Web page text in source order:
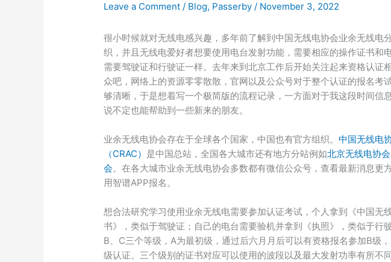
Leave a Comment / Blog, Passerby / November 3, 2022
很小时候就对无线电感兴趣，多年前了解到中国无线电协会业余无线电
织，并且无线电爱好者想要使用电台发射功能，需要相应的操作证书和
需要驾驶证和行驶证一样。去年来到北京工作后开始关注起来资格认证
众吧，网络上的资源零零散散，官网以及公众号对于整个认证的报名考
够清晰，于是想着写一个极简版的流程记录，一方面对于我这段时间信
说不定也能帮助到一些新来的朋友。
业余无线电协会存在于全球各个国家，中国也有官方组织。中国无线电
（CRAC） 是中国总站，全国各大城市还有地方分站例如北京无线电协会
会。在各大城市业余无线电协会多数都有微信公众号，查看最新消息更
用智谱APP报名。
想合法研究学习使用业余无线电需要参加认证考试，个人拿到《中国无
书》，类似于驾驶证；自己的电台需要验机并拿到《执照》，类似于行
B、C三个等级，A为最初级，通过后六月月后可以有资格报名参加B级
级认证。三个级别的证书对应可以使用的波段以及最大发射功率有所不